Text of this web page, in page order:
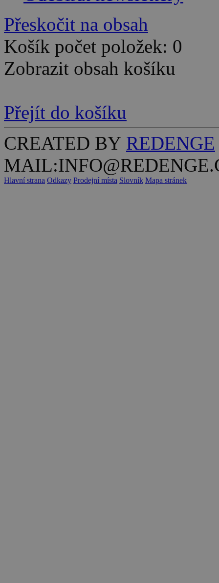
Přeskočit na obsah
Košík počet položek: 0
Zobrazit obsah košíku
Přejít do košíku
CREATED BY REDENGE
Hlavní strana Odkazy Prodejní místa Slovník Mapa stránek